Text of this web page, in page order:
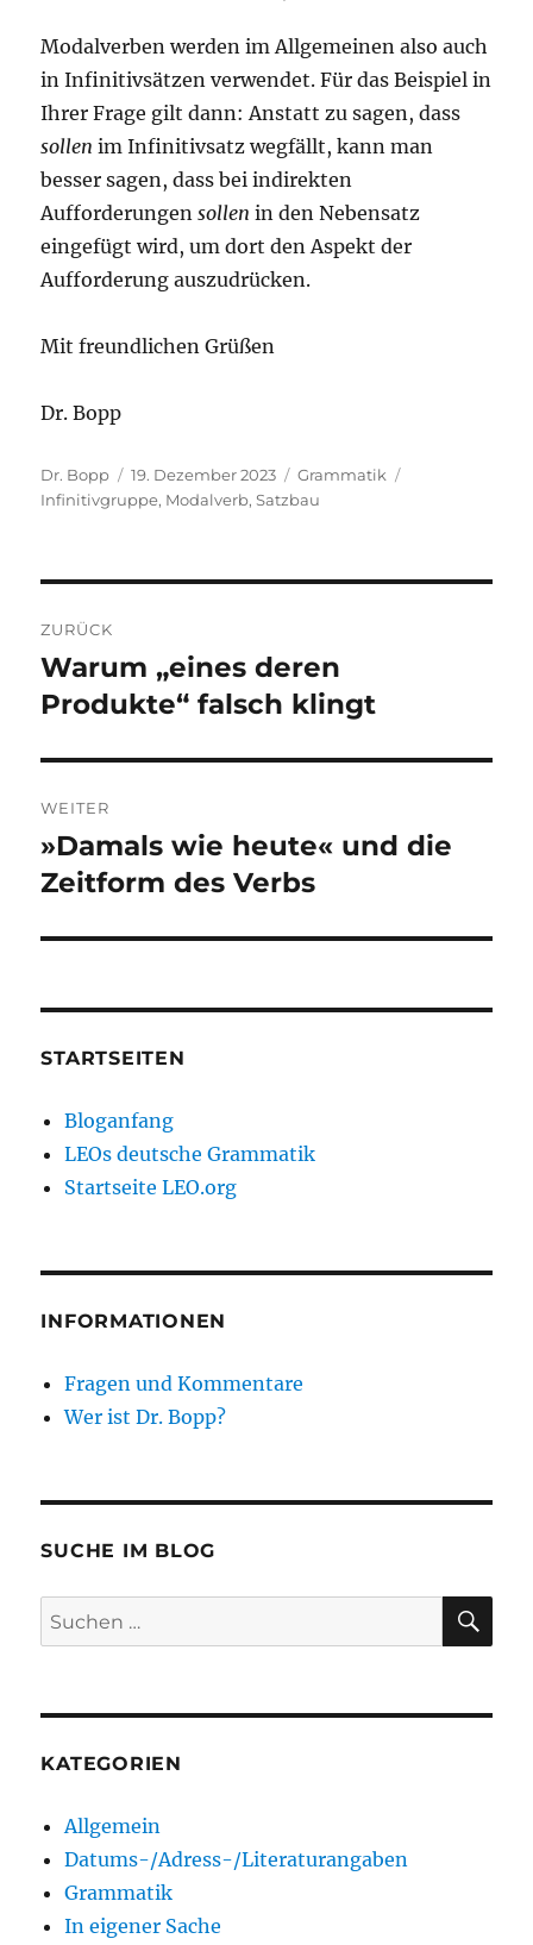
Modalverben werden im Allgemeinen also auch
in Infinitivsätzen verwendet. Für das Beispiel in
Ihrer Frage gilt dann: Anstatt zu sagen, dass
sollen im Infinitivsatz wegfällt, kann man
besser sagen, dass bei indirekten
Aufforderungensollen in den Nebensatz
eingefügt wird, um dort den Aspekt der
Aufforderung auszudrücken.
Mit freundlichen Grüßen
Dr. Bopp
Autor
Dr. Bopp
Veröffentlicht
am
19. Dezember 2023 Kategorien
Grammatik
Infinitivgruppe, Modalverb,Satzbau
ZURÜCK
Vorheriger
Beitrag:
Warum „eines deren
Produkte“ falsch klingt
WEITER
Nächster
Beitrag:
»Damals wie heute« und die
Zeitform des Verbs
STARTSEITEN
Bloganfang
LEOs deutsche Grammatik
Startseite LEO.org
INFORMATIONEN
Fragen und Kommentare
Wer ist Dr. Bopp?
SUCHE IM BLOG
Suchen
nach:
KATEGORIEN
Allgemein
Datums-/Adress-/Literaturangaben
Grammatik
In eigener Sache